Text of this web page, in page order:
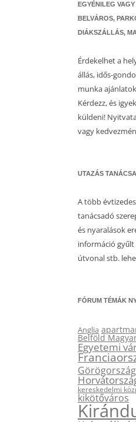
EGYÉNILEG
BELVÁROS,
DIÁKSZÁLLÁS,
Érdekelhet a
állás, idős-
munka
Kérdezz, és
küldeni!
vagy
UTAZÁS
A több
tanácsadó
és nyaralások
információ gyűlt
útvonal stb.
FÓRUM TÉMÁK
Anglia
Belföld
Egyetemi
Görögország
kereskedelmi
kikötőváros